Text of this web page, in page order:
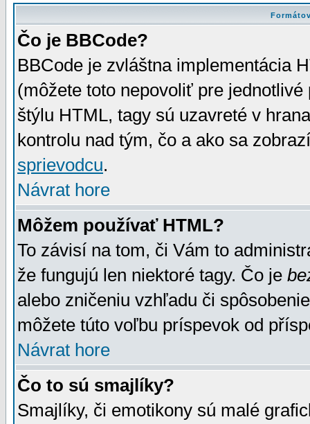
Čo je BBCode?
BBCode je zvláštna implementácia
(môžete toto nepovoliť pre
štýlu HTML, tagy sú uzavreté v
kontrolu nad tým, čo a ako sa
sprievodcu.
Návrat hore
Môžem používať HTML?
To závisí na tom, či Vám to
že fungujú len niektoré tagy. Čo je
alebo zničeniu vzhľadu či
môžete túto voľbu príspevok od
Návrat hore
Čo to sú smajlíky?
Smajlíky, či emotikony sú malé